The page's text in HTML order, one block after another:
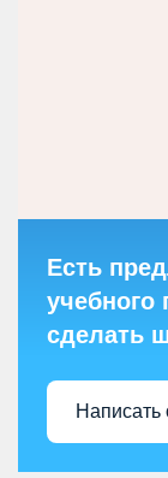
Есть
учебного
сделать
Написать